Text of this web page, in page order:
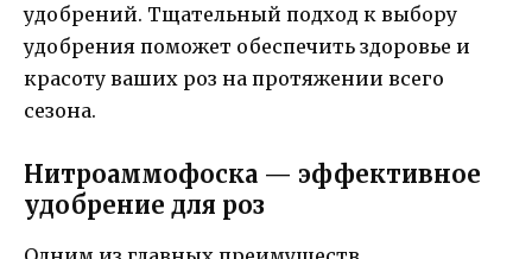
удобрений. Тщательный подход к выбору
удобрения поможет обеспечить здоровье и
красоту ваших роз на протяжении всего
сезона.
Нитроаммофоска — эффективное
удобрение для роз